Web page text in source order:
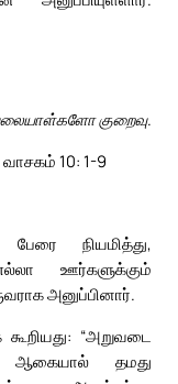
குறைவு.
வாசகம் 10: 1-9
நியமித்து,
ஊர்களுக்கும்
அனுப்பினார்.
“அறுவடை
ஆகையால் தமது